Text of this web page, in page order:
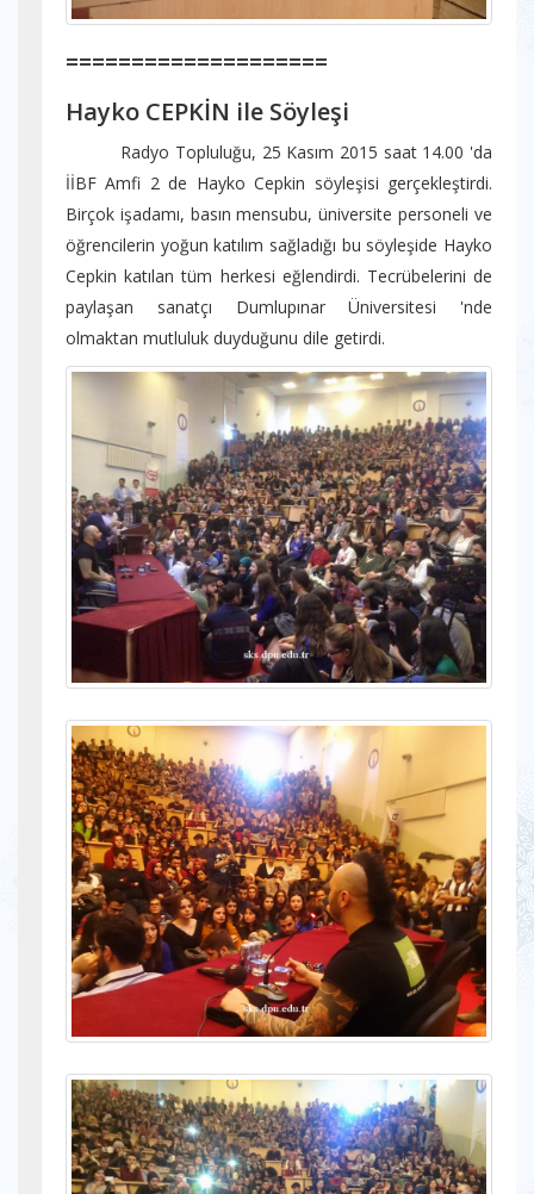
====================
Hayko CEPKİN ile Söyleşi
Radyo Topluluğu, 25 Kasım 2015 saat 14.00 'da
İİBF Amfi 2 de Hayko Cepkin söyleşisi gerçekleştirdi.
Birçok işadamı, basın mensubu, üniversite personeli ve
öğrencilerin yoğun katılım sağladığı bu söyleşide Hayko
Cepkin katılan tüm herkesi eğlendirdi. Tecrübelerini de
paylaşan sanatçı Dumlupınar Üniversitesi 'nde
olmaktan mutluluk duyduğunu dile getirdi.